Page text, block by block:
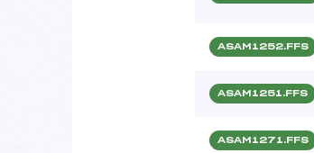
ASAM1252.FFS
ASAM1251.FFS
ASAM1271.FFS